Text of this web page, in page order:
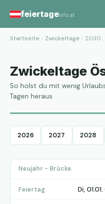
feiertageinfo.at
Startseite › Zwickeltage › 2030
Zwickeltage
So holst du mit wenig
Tagen heraus
2026 2027 2028
Neujahr - Brücke
Feiertag Di,